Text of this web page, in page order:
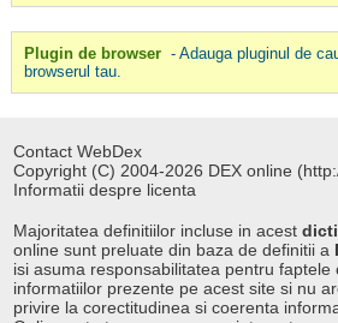
Plugin de browser - Adauga pluginul de
browserul tau.
Contact WebDex
Copyright (C) 2004-2026 DEX online
Informatii despre licenta
Majoritatea definitiilor incluse in acest
online sunt preluate din baza de definitii a
isi asuma responsabilitatea pentru faptele
informatiilor prezente pe acest site si nu
privire la corectitudinea si coerenta